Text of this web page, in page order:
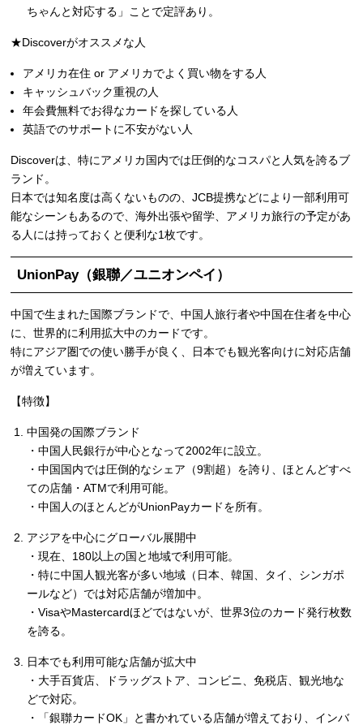
ちゃんと対応する」ことで定評あり。
★Discoverがオススメな人
アメリカ在住 or アメリカでよく買い物をする人
キャッシュバック重視の人
年会費無料でお得なカードを探している人
英語でのサポートに不安がない人
Discoverは、特にアメリカ国内では圧倒的なコスパと人気を誇るブ
ランド。
日本では知名度は高くないものの、JCB提携などにより一部利用可
能なシーンもあるので、海外出張や留学、アメリカ旅行の予定があ
る人には持っておくと便利な1枚です。
UnionPay（銀聯／ユニオンペイ）
中国で生まれた国際ブランドで、中国人旅行者や中国在住者を中心
に、世界的に利用拡大中のカードです。
特にアジア圏での使い勝手が良く、日本でも観光客向けに対応店舗
が増えています。
【特徴】
中国発の国際ブランド
・中国人民銀行が中心となって2002年に設立。
・中国国内では圧倒的なシェア（9割超）を誇り、ほとんどすべ
ての店舗・ATMで利用可能。
・中国人のほとんどがUnionPayカードを所有。
アジアを中心にグローバル展開中
・現在、180以上の国と地域で利用可能。
・特に中国人観光客が多い地域（日本、韓国、タイ、シンガポ
ールなど）では対応店舗が増加中。
・VisaやMastercardほどではないが、世界3位のカード発行枚数
を誇る。
日本でも利用可能な店舗が拡大中
・大手百貨店、ドラッグストア、コンビニ、免税店、観光地な
どで対応。
・「銀聯カードOK」と書かれている店舗が増えており、インバ